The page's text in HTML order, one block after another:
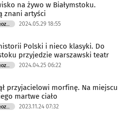
na żywo w Białymstoku.
znani artyści
KULTURA I ROZRYWKA 2024.05.29 18:55
Polski i nieco klasyki. Do
przyjedzie warszawski teatr
KULTURA I ROZRYWKA 2024.04.25 06:22
przyjacielowi morfinę. Na miejscu
martwe ciało
KULTURA I ROZRYWKA 2023.11.24 07:32